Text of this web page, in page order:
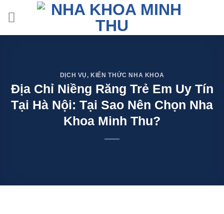
content
DỊCH VỤ,KIẾN THỨC NHA KHOA
Địa Chỉ Niềng Răng Trẻ Em Uy Tín
Tại Hà Nội: Tại Sao Nên Chọn Nha
Khoa Minh Thu?